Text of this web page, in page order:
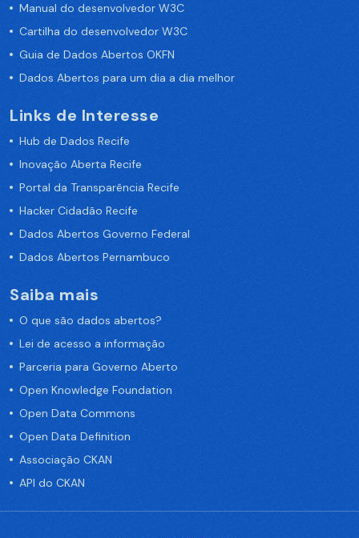
Manual do desenvolvedor W3C
Cartilha do desenvolvedor W3C
Guia de Dados Abertos OKFN
Dados Abertos para um dia a dia melhor
Links de Interesse
Hub de Dados Recife
Inovação Aberta Recife
Portal da Transparência Recife
Hacker Cidadão Recife
Dados Abertos Governo Federal
Dados Abertos Pernambuco
Saiba mais
O que são dados abertos?
Lei de acesso a informação
Parceria para Governo Aberto
Open Knowledge Foundation
Open Data Commons
Open Data Definition
Associação CKAN
API do CKAN